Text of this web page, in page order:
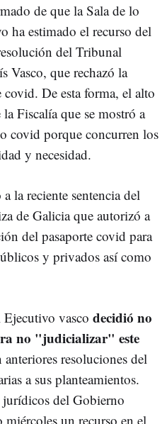
de que la Sala de lo
ha estimado el recurso del
del Tribunal
Vasco, que rechazó la
De esta forma, el alto
Fiscalía que se mostró a
covid porque concurren los
y necesidad.
la reciente sentencia del
de Galicia que autorizó a
del pasaporte covid para
y privados así como
vasco decidió no
no "judicializar" este
resoluciones del
a sus planteamientos.
del Gobierno
miércoles un recurso en el